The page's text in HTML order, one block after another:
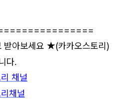
받아보세요 ★(카카오스토리)
다.
채널
채널